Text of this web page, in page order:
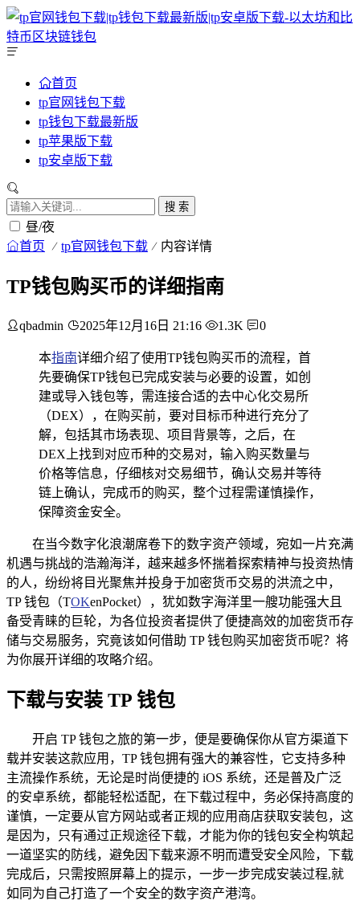
首页
tp官网钱包下载
tp钱包下载最新版
tp苹果版下载
tp安卓版下载
搜 索
昼/夜
首页 tp官网钱包下载 内容详情
TP钱包购买币的详细指南
qbadmin 2025年12月16日 21:16 1.3K 0
本指南详细介绍了使用TP钱包购买币的流程，首
先要确保TP钱包已完成安装与必要的设置，如创
建或导入钱包等，需连接合适的去中心化交易所
（DEX），在购买前，要对目标币种进行充分了
解，包括其市场表现、项目背景等，之后，在
DEX上找到对应币种的交易对，输入购买数量与
价格等信息，仔细核对交易细节，确认交易并等待
链上确认，完成币的购买，整个过程需谨慎操作，
保障资金安全。
在当今数字化浪潮席卷下的数字资产领域，宛如一片充满
机遇与挑战的浩瀚海洋，越来越多怀揣着探索精神与投资热情
的人，纷纷将目光聚焦并投身于加密货币交易的洪流之中，
TP 钱包（TOKenPocket），犹如数字海洋里一艘功能强大且
备受青睐的巨轮，为各位投资者提供了便捷高效的加密货币存
储与交易服务，究竟该如何借助 TP 钱包购买加密货币呢？将
为你展开详细的攻略介绍。
下载与安装 TP 钱包
开启 TP 钱包之旅的第一步，便是要确保你从官方渠道下
载并安装这款应用，TP 钱包拥有强大的兼容性，它支持多种
主流操作系统，无论是时尚便捷的 iOS 系统，还是普及广泛
的安卓系统，都能轻松适配，在下载过程中，务必保持高度的
谨慎，一定要从官方网站或者正规的应用商店获取安装包，这
是因为，只有通过正规途径下载，才能为你的钱包安全构筑起
一道坚实的防线，避免因下载来源不明而遭受安全风险，下载
完成后，只需按照屏幕上的提示，一步一步完成安装过程,就
如同为自己打造了一个安全的数字资产港湾。